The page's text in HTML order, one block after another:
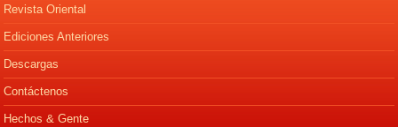
Revista Oriental
Ediciones Anteriores
Descargas
Contáctenos
Hechos & Gente